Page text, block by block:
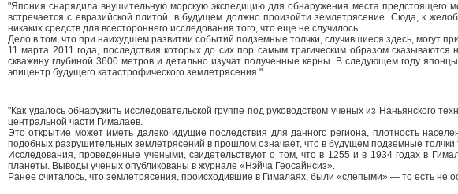
"Япония снарядила внушительную морскую экспедицию для обнаружения места предстоящего
встречается с евразийской плитой, в будущем должно произойти землетрясение. Сюда, к
никаких средств для всестороннего исследования того, что еще не случилось.
Дело в том, что при наихудшем развитии событий подземные толчки, случившиеся здесь, могут
11 марта 2011 года, последствия которых до сих пор самым трагическим образом
скважину глубиной 3600 метров и детально изучат полученные керны. В следующем году
эпицентр будущего катастрофического землетрясения."
"Как удалось обнаружить исследовательской группе под руководством ученых из Наньянского
центральной части Гималаев.
Это открытие может иметь далеко идущие последствия для данного региона, плотность
подобных разрушительных землетрясений в прошлом означает, что в будущем подземные
Исследования, проведенные учеными, свидетельствуют о том, что в 1255 и в 1934 годах в
планеты. Выводы ученых опубликованы в журнале «Нэйча Геосайнсиз».
Ранее считалось, что землетрясения, происходившие в Гималаях, были «слепыми» — то есть не